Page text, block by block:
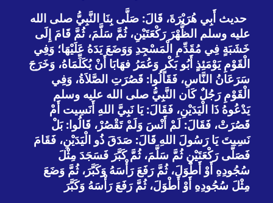
حديث أَبِي هُرَيْرَةَ، قَالَ: صَلَّى بِنَا النَّبِيُّ صلى الله
عليه وسلم الظُّهْرَ رَكْعَتَيْنِ، ثُمَّ سَلَّمَ، ثُمَّ قَامَ إِلَى
خَشَبَةٍ فِي مُقَدِّمِ الْمَسْجِدِ وَوَضَعَ يَدَهُ عَلَيْهَا؛ وَفِي
الْقَوْمِ يَوْمَئِذٍ أَبُو بَكْرٍ وَعُمَرُ فهَابَا أَنْ يُكَلِّمَاهُ، وَخَرَجَ
سَرَعَانُ النَّاسِ، فَقَالُوا: قَصُرَتِ الصَّلاَةُ، وَفِي
الْقَوْمِ رَجُلٌ كَان النَّبِيُّ صلى الله عليه وسلم
يَدْعُوهُ ذَا الْيَدَيْنِ، فَقَالَ: يَا نَبِيَّ اللهِ أَنَسِيت أَمْ
قَصُرَتْ، فَقَالَ: لَمْ أَنْسَ وَلَمْ تَقْصُرْ، قَالُوا: بَلْ
نَسِيتَ يَا رَسُولَ اللهِ قَالَ: صَدَقَ ذُو الْيَدَيْنِ، فَقَامَ
فَصَلَّى رَكْعَتَيْنِ ثُمَّ سَلَّمَ، ثُمَّ كَبَّرَ فَسَجَدَ مِثْلَ
سُجُودِهِ أَوْ أَطْوَلَ، ثُمَّ رَفَعَ رَأْسَهُ وَكَبَّرَ، ثُمَّ وَضَعَ
مِثْلَ سُجُودِهِ أَوْ أَطْوَلَ، ثُمَّ رَفَعَ رَأْسَهُ وَكَبَّرَ